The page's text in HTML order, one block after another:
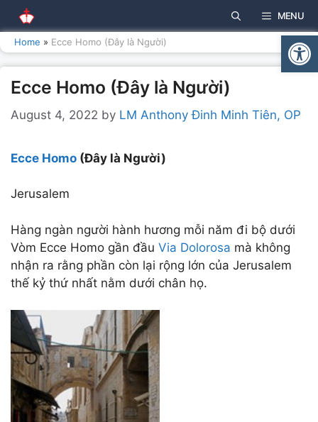
to
content
MENU
Home » Ecce Homo (Đây là Người)
Ecce Homo (Đây là Người)
August 4, 2022 by LM Anthony Đinh Minh Tiên, OP
Ecce Homo (Đây là Người)
Jerusalem
Hàng ngàn người hành hương mỗi năm đi bộ dưới
Vòm Ecce Homo gần đầu Via Dolorosa mà không
nhận ra rằng phần còn lại rộng lớn của Jerusalem
thế kỷ thứ nhất nằm dưới chân họ.